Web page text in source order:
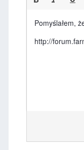
Pomyślałem,
http://